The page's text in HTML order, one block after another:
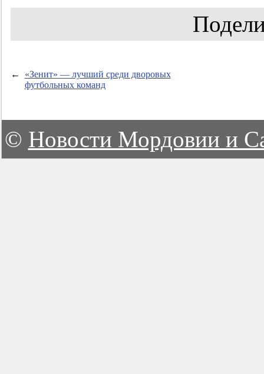
←
«Зенит» — лучший среди дворовых
футбольных команд
© Новости Мордовии и